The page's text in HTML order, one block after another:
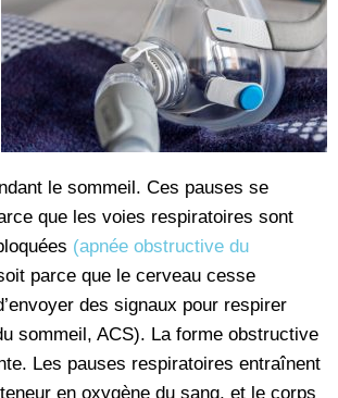
le sommeil. Ces pauses se
que les voies respiratoires sont
(apnée obstructive du
parce que le cerveau cesse
des signaux pour respirer
sommeil, ACS). La forme obstructive
Les pauses respiratoires entraînent
en oxygène du sang, et le corps